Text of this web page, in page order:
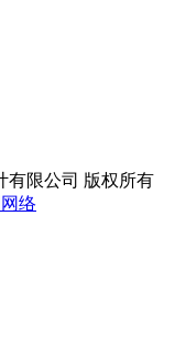
有限公司 版权所有
络